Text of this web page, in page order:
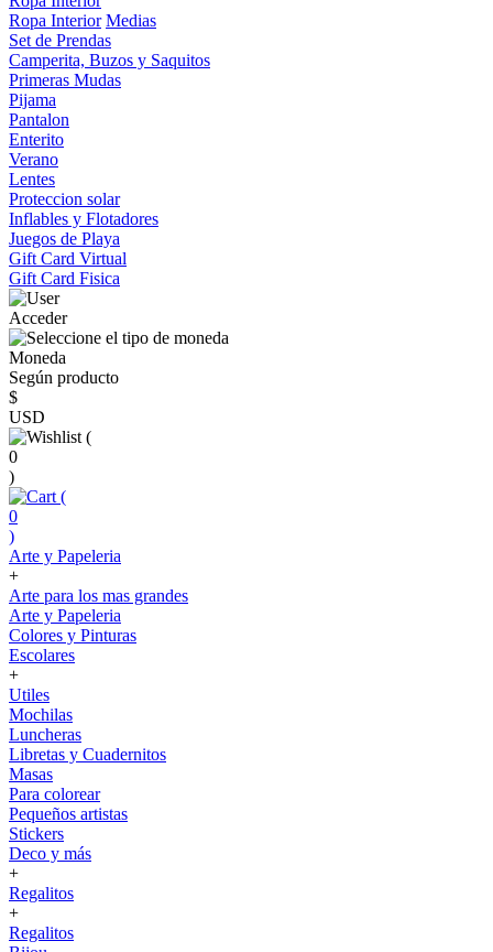
Ropa Interior Medias
Set de Prendas
Camperita, Buzos y Saquitos
Primeras Mudas
Pijama
Pantalon
Enterito
Verano
Lentes
Proteccion solar
Inflables y Flotadores
Juegos de Playa
Gift Card Virtual
Gift Card Fisica
Acceder
Moneda
Según producto
$
USD
(
0
)
(
0
)
Arte y Papeleria
+
Arte para los mas grandes
Arte y Papeleria
Colores y Pinturas
Escolares
+
Utiles
Mochilas
Luncheras
Libretas y Cuadernitos
Masas
Para colorear
Pequeños artistas
Stickers
Deco y más
+
Regalitos
+
Regalitos